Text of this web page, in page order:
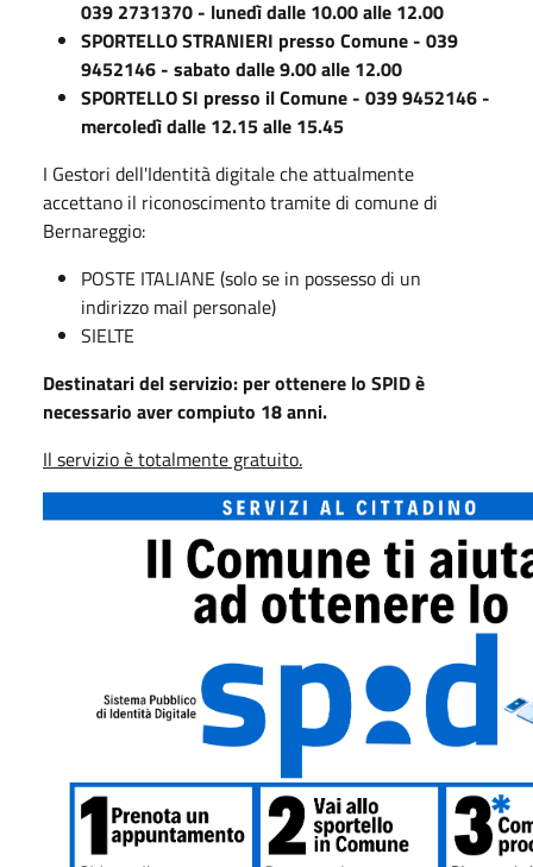
039 2731370 - lunedì dalle 10.00 alle 12.00
SPORTELLO STRANIERI presso Comune - 039
9452146 - sabato dalle 9.00 alle 12.00
SPORTELLO SI presso il Comune - 039 9452146 -
mercoledì dalle 12.15 alle 15.45
I Gestori dell'Identità digitale che attualmente
accettano il riconoscimento tramite di comune di
Bernareggio:
POSTE ITALIANE (solo se in possesso di un
indirizzo mail personale)
SIELTE
Destinatari del servizio: per ottenere lo SPID è
necessario aver compiuto 18 anni.
Il servizio è totalmente gratuito.